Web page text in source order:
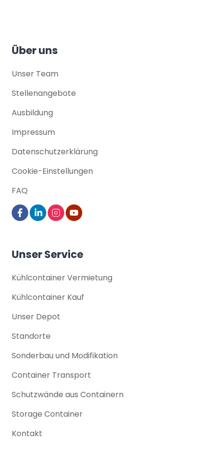
Über uns
Unser Team
Stellenangebote
Ausbildung
Impressum
Datenschutz­erklärung
Cookie-Einstellungen
FAQ
Unser Service
Kühlcontainer Vermietung
Kühlcontainer Kauf
Unser Depot
Standorte
Sonderbau und Modifikation
Container Transport
Schutzwände aus Containern
Storage Container
Kontakt